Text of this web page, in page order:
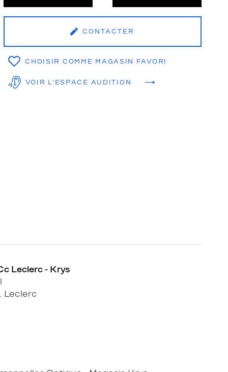
CONTACTER
CHOISIR COMME MAGASIN FAVORI
VOIR L'ESPACE AUDITION
Leclerc - Krys
Leclerc